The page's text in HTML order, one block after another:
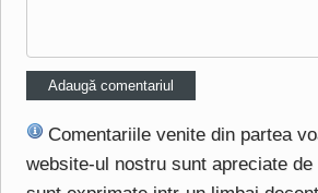
Comentariile venite din partea
website-ul nostru sunt apreciate